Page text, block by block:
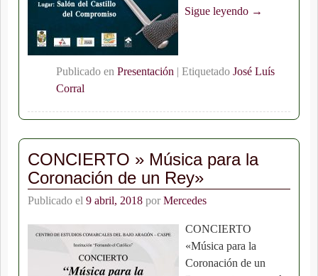
Sigue leyendo →
Publicado en Presentación | Etiquetado José Luís
Corral
CONCIERTO » Música para la
Coronación de un Rey»
Publicado el 9 abril, 2018 por Mercedes
CONCIERTO
«Música para la
Coronación de un